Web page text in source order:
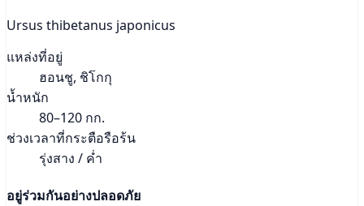
Ursus thibetanus japonicus
แหล่งที่อยู่
ฮอนชู, ชิโกกุ
น้ำหนัก
80–120 กก.
ช่วงเวลาที่กระตือรือร้น
รุ่งสาง / ค่ำ
อยู่ร่วมกันอย่างปลอดภัย